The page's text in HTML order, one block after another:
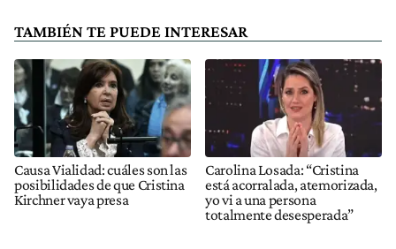
TAMBIÉN TE PUEDE INTERESAR
Causa Vialidad: cuáles son las
posibilidades de que Cristina
Kirchner vaya presa
Carolina Losada: “Cristina
está acorralada, atemorizada,
yo vi a una persona
totalmente desesperada”